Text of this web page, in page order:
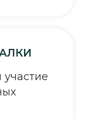
участие